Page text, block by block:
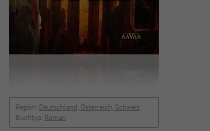
Region: Deutschland, Österreich, Schweiz
Buchtyp: Roman